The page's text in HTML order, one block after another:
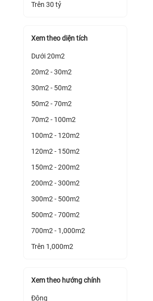
Trên 30 tỷ
Xem theo diện tích
Dưới 20m2
20m2 - 30m2
30m2 - 50m2
50m2 - 70m2
70m2 - 100m2
100m2 - 120m2
120m2 - 150m2
150m2 - 200m2
200m2 - 300m2
300m2 - 500m2
500m2 - 700m2
700m2 - 1,000m2
Trên 1,000m2
Xem theo hướng chính
Đông